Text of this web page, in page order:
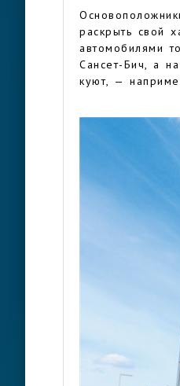
раскрыть свой
автомобилями
Сансет-Бич, а
куют, —